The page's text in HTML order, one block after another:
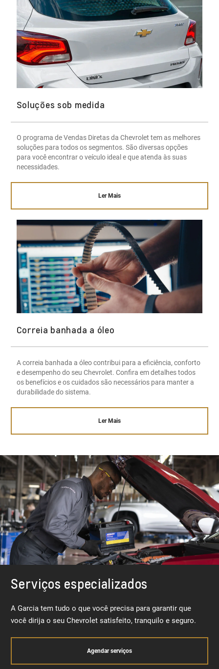
Soluções sob medida
O programa de Vendas Diretas da Chevrolet tem as melhores
soluções para todos os segmentos. São diversas opções
para você encontrar o veículo ideal e que atenda às suas
necessidades.
Ler Mais
Correia banhada a óleo
A correia banhada a óleo contribui para a eficiência, conforto
e desempenho do seu Chevrolet. Confira em detalhes todos
os benefícios e os cuidados são necessários para manter a
durabilidade do sistema.
Ler Mais
Serviços especializados
A Garcia tem tudo o que você precisa para garantir que
você dirija o seu Chevrolet satisfeito, tranquilo e seguro.
Agendar serviços